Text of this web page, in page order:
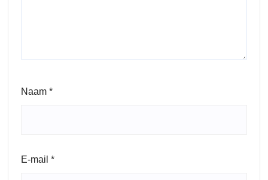
Naam *
E-mail *